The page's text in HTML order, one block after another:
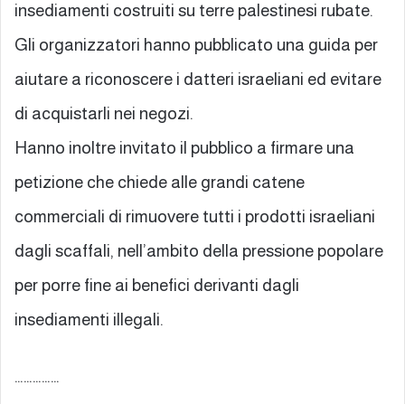
insediamenti costruiti su terre palestinesi rubate.
Gli organizzatori hanno pubblicato una guida per
aiutare a riconoscere i datteri israeliani ed evitare
di acquistarli nei negozi.
Hanno inoltre invitato il pubblico a firmare una
petizione che chiede alle grandi catene
commerciali di rimuovere tutti i prodotti israeliani
dagli scaffali, nell’ambito della pressione popolare
per porre fine ai benefici derivanti dagli
insediamenti illegali.
……………